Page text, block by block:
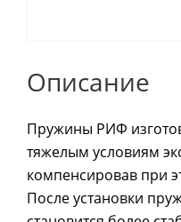
Описание
Пружины РИФ
тяжелым условиям
компенсировав при
После установки